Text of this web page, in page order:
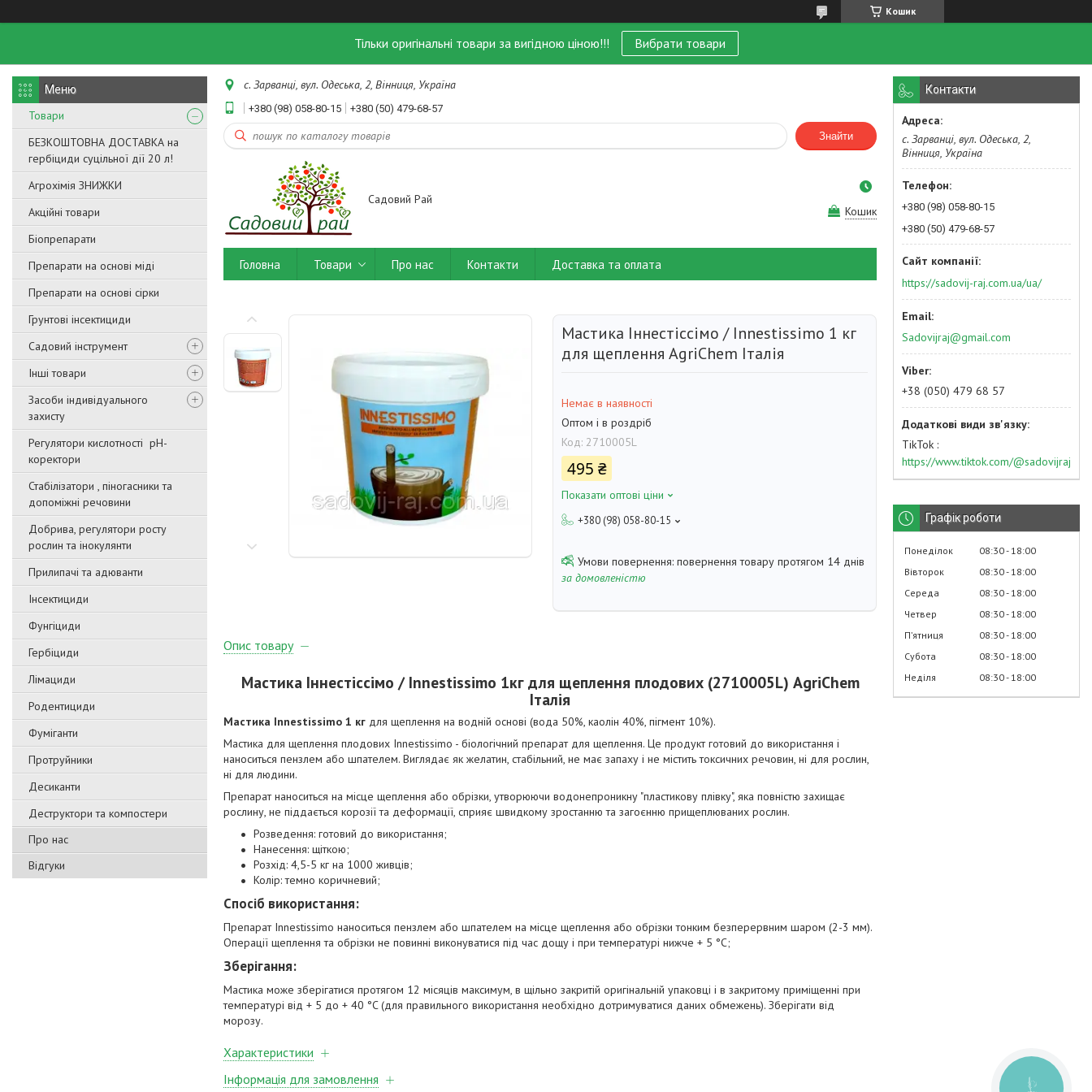
Кошик
Тільки оригінальні товари за вигідною ціною!!! Вибрати товари
Товари
БЕЗКОШТОВНА ДОСТАВКА на
гербіциди суцільної дії 20 л!
Агрохімія ЗНИЖКИ
Акційні товари
Біопрепарати
Препарати на основі міді
Препарати на основі сірки
Грунтові інсектициди
Садовий інструмент
Інші товари
Засоби індивідуального
захисту
Регулятори кислотності pН-
коректори
Стабілізатори , піногасники та
допоміжні речовини
Добрива, регулятори росту
рослин та інокулянти
Прилипачі та адюванти
Інсектициди
Фунгіциди
Гербіциди
Лімациди
Родентициди
Фуміганти
Протруйники
Десиканти
Деструктори та компостери
Про нас
Відгуки
с. Зарванці, вул. Одеська, 2, Вінниця, Україна
+380 (98) 058-80-15 +380 (50) 479-68-57
Знайти
Садовий Рай
Кошик
Головна Товари Про нас Контакти Доставка та оплата
Мастика Іннестіссімо / Innestissimo 1 кг
для щеплення AgriChem Італія
Немає в наявності
Оптом і в роздріб
Код: 2710005L
495 ₴
Показати оптові ціни
+380 (98) 058-80-15
повернення товару протягом 14 днів
за домовленістю
Опис товару
Мастика Іннестіссімо / Innestissimo 1кг для щеплення плодових (2710005L) AgriChem
Італія
Мастика Innestissimo 1 кг для щеплення на водній основі (вода 50%, каолін 40%, пігмент 10%).
Мастика для щеплення плодових Innestissimo - біологічний препарат для щеплення. Це продукт готовий до використання і
наноситься пензлем або шпателем. Виглядає як желатин, стабільний, не має запаху і не містить токсичних речовин, ні для рослин,
ні для людини.
Препарат наноситься на місце щеплення або обрізки, утворюючи водонепроникну "пластикову плівку", яка повністю захищає
рослину, не піддається корозії та деформації, сприяє швидкому зростанню та загоєнню прищеплюваних рослин.
Розведення: готовий до використання;
Нанесення: щіткою;
Розхід: 4,5-5 кг на 1000 живців;
Колір: темно коричневий;
Спосіб використання:
Препарат Innestissimo наноситься пензлем або шпателем на місце щеплення або обрізки тонким безперервним шаром (2-3 мм).
Операції щеплення та обрізки не повинні виконуватися під час дощу і при температурі нижче + 5 °C;
Зберігання:
Мастика може зберігатися протягом 12 місяців максимум, в щільно закритій оригінальній упаковці і в закритому приміщенні при
температурі від + 5 до + 40 °C (для правильного використання необхідно дотримуватися даних обмежень). Зберігати від
морозу.
Характеристики
Інформація для замовлення
Контакти
с. Зарванці, вул. Одеська, 2,
Вінниця, Україна
+380 (98) 058-80-15
+380 (50) 479-68-57
https://sadovij-raj.com.ua/ua/
Sadovijraj@gmail.com
+38 (050) 479 68 57
TikTok
https://www.tiktok.com/@sadovijraj
Графік роботи
Понеділок 08:30 18:00
Вівторок
08:30 18:00
Середа
08:30 18:00
Четвер
08:30 18:00
Пʼятниця
08:30 18:00
Субота
08:30 18:00
Неділя
08:30 18:00
КНОПКА